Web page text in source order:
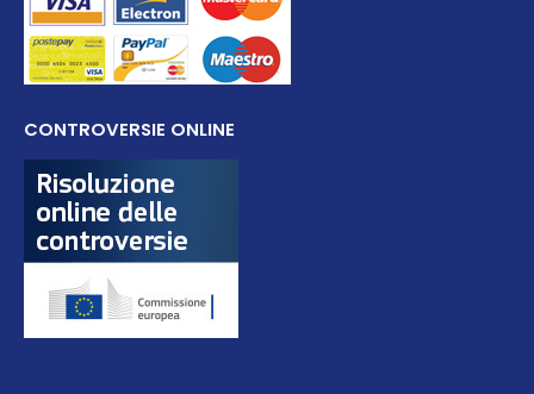
CONTROVERSIE ONLINE